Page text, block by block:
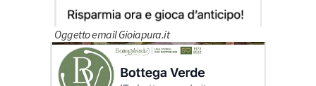
Oggetto email Gioiapura.it